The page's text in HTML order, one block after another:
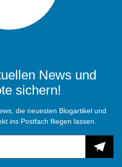
News und
sichern!
die neuesten Blogartikel und
ins Postfach fliegen lassen.